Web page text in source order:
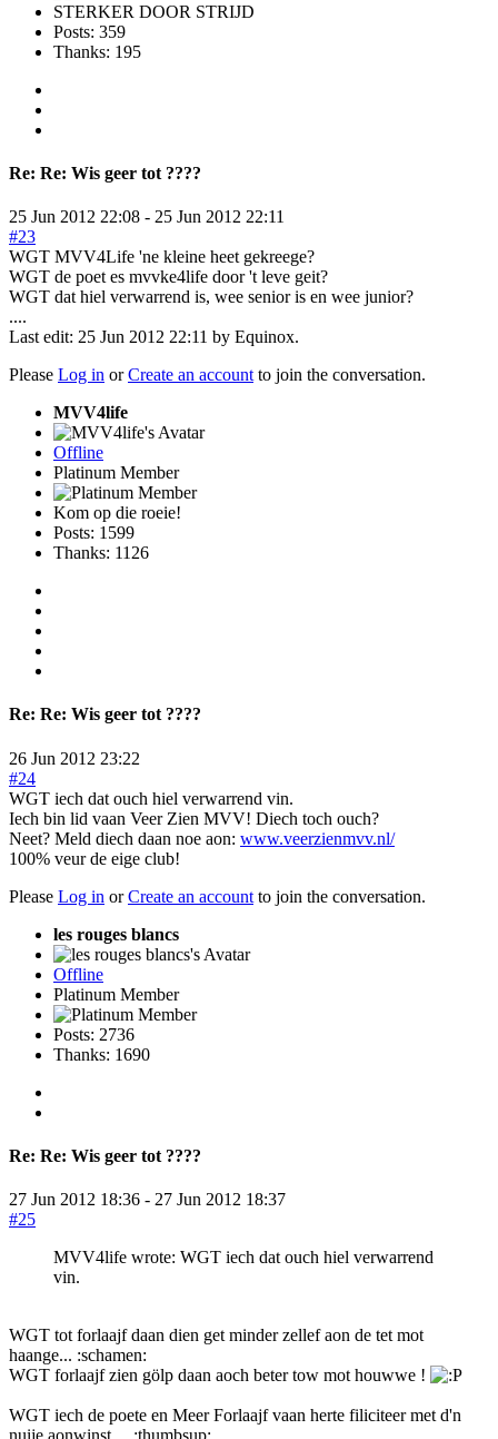
STERKER DOOR STRIJD
Posts: 359
Thanks: 195
Re: Re: Wis geer tot ????
25 Jun 2012 22:08 - 25 Jun 2012 22:11
#23
WGT MVV4Life 'ne kleine heet gekreege?
WGT de poet es mvvke4life door 't leve geit?
WGT dat hiel verwarrend is, wee senior is en wee junior?
....
Last edit: 25 Jun 2012 22:11 by Equinox.
Please Log in orCreate an account to join the conversation.
MVV4life
Offline
Platinum Member
Kom op die roeie!
Posts: 1599
Thanks: 1126
Re: Re: Wis geer tot ????
26 Jun 2012 23:22
#24
WGT iech dat ouch hiel verwarrend vin.
Iech bin lid vaan Veer Zien MVV! Diech toch ouch?
Neet? Meld diech daan noe aon: www.veerzienmvv.nl/
100% veur de eige club!
Please Log in orCreate an account to join the conversation.
les rouges blancs
Offline
Platinum Member
Posts: 2736
Thanks: 1690
Re: Re: Wis geer tot ????
27 Jun 2012 18:36 - 27 Jun 2012 18:37
#25
MVV4life wrote: WGT iech dat ouch hiel verwarrend
vin.
WGT tot forlaajf daan dien get minder zellef aon de tet mot
haange... :schamen:
WGT forlaajf zien gölp daan aoch beter tow mot houwwe !
WGT iech de poete en Meer Forlaajf vaan herte filiciteer met d'n